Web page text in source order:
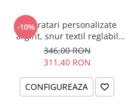
-10%
Set bratari personalizate
argint, snur textil reglabil
Friends are like Stars
346,00 RON
311,40 RON
CONFIGUREAZA